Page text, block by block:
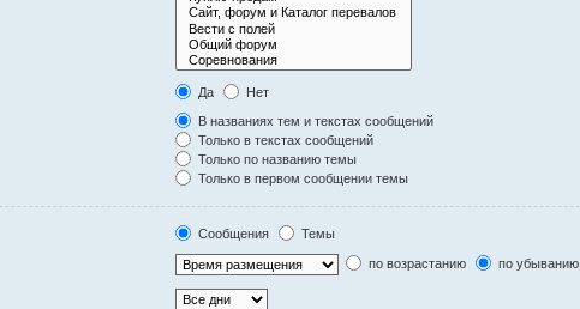
Да
Нет
В названиях тем и текстах сообщений
Только в текстах сообщений
Только по названию темы
Только в первом сообщении темы
Сообщения
Темы
по возрастанию по убыванию